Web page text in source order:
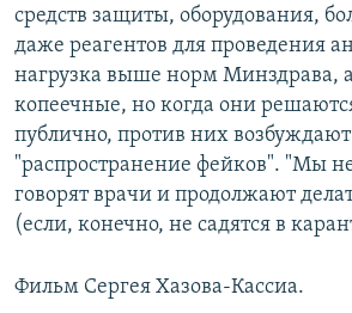
средств защиты, оборудования,
даже реагентов для проведения
нагрузка выше норм Минздрава,
копеечные, но когда они
публично, против них возбуждают
"распространение фейков". "Мы
говорят врачи и продолжают
(если, конечно, не садятся в
Фильм Сергея Хазова-Кассиа.